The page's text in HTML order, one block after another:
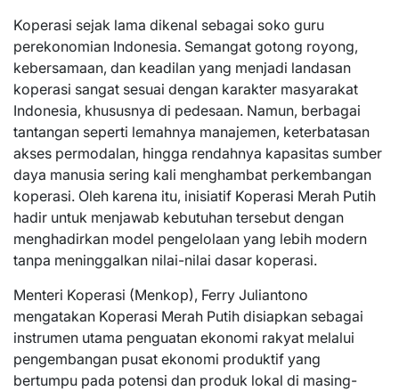
Koperasi sejak lama dikenal sebagai soko guru
perekonomian Indonesia. Semangat gotong royong,
kebersamaan, dan keadilan yang menjadi landasan
koperasi sangat sesuai dengan karakter masyarakat
Indonesia, khususnya di pedesaan. Namun, berbagai
tantangan seperti lemahnya manajemen, keterbatasan
akses permodalan, hingga rendahnya kapasitas sumber
daya manusia sering kali menghambat perkembangan
koperasi. Oleh karena itu, inisiatif Koperasi Merah Putih
hadir untuk menjawab kebutuhan tersebut dengan
menghadirkan model pengelolaan yang lebih modern
tanpa meninggalkan nilai-nilai dasar koperasi.
Menteri Koperasi (Menkop), Ferry Juliantono
mengatakan Koperasi Merah Putih disiapkan sebagai
instrumen utama penguatan ekonomi rakyat melalui
pengembangan pusat ekonomi produktif yang
bertumpu pada potensi dan produk lokal di masing-